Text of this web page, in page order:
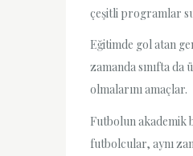
çeşitli programlar
Eğitimde gol atan
zamanda sınıfta
olmalarını amaçlar.
Futbolun akademik
futbolcular, aynı